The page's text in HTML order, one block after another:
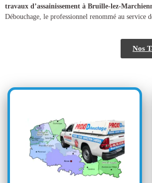
travaux d’assainissement à Bruille-lez-
Débouchage, le professionnel renommé au service
Nos